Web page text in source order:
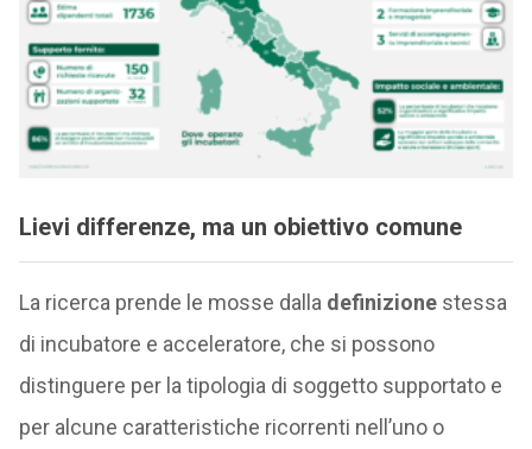
Lievi differenze, ma un obiettivo comune
La ricerca prende le mosse dalla definizionestessa
di incubatore e acceleratore, che si possono
distinguere per la tipologia di soggetto supportato e
per alcune caratteristiche ricorrenti nell’uno o